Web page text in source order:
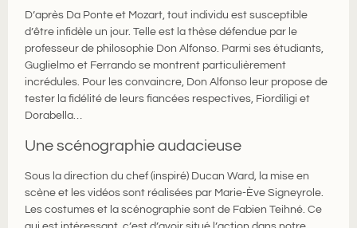
D’après Da Ponte et Mozart, tout individu est susceptible
d’être infidèle un jour. Telle est la thèse défendue par le
professeur de philosophie Don Alfonso. Parmi ses étudiants,
Guglielmo et Ferrando se montrent particulièrement
incrédules. Pour les convaincre, Don Alfonso leur propose de
tester la fidélité de leurs fiancées respectives, Fiordiligi et
Dorabella…
Une scénographie audacieuse
Sous la direction du chef (inspiré) Ducan Ward, la mise en
scène et les vidéos sont réalisées par Marie-Ève Signeyrole.
Les costumes et la scénographie sont de Fabien Teihné. Ce